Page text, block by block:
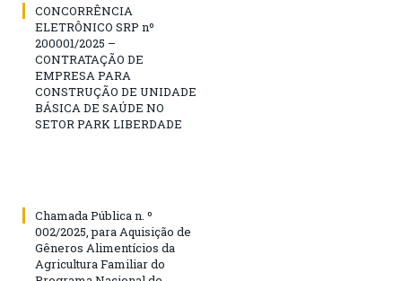
CONCORRÊNCIA
ELETRÔNICO SRP nº
200001/2025 –
CONTRATAÇÃO DE
EMPRESA PARA
CONSTRUÇÃO DE UNIDADE
BÁSICA DE SAÚDE NO
SETOR PARK LIBERDADE
Chamada Pública n. º
002/2025, para Aquisição de
Gêneros Alimentícios da
Agricultura Familiar do